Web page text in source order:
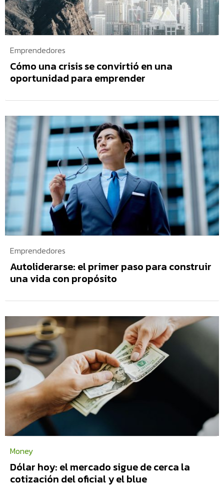
Emprendedores
Cómo una crisis se convirtió en una
oportunidad para emprender
Emprendedores
Autoliderarse: el primer paso para construir
una vida con propósito
Money
Dólar hoy: el mercado sigue de cerca la
cotización del oficial y el blue